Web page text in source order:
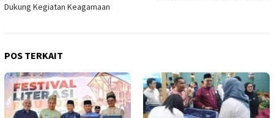
Dukung Kegiatan Keagamaan
POS TERKAIT